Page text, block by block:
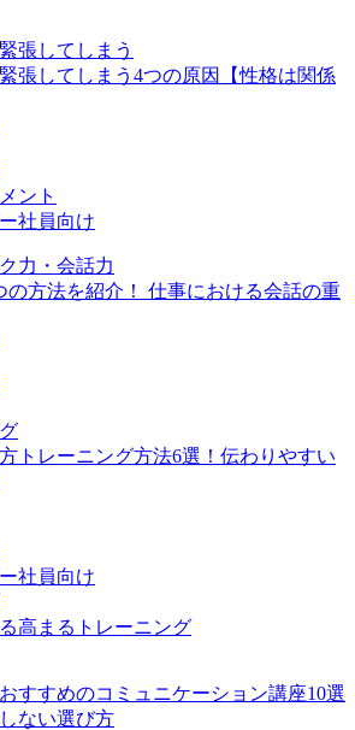
張してしまう4つの原因【性格は関係
ント
社員向け
の方法を紹介！ 仕事における会話の重
トレーニング方法6選！伝わりやすい
社員向け
高まるトレーニング
おすすめのコミュニケーション講座10選
ない選び方